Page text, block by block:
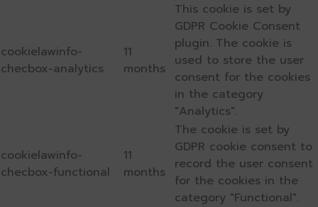
cookielawinfo-
checbox-analytics
11
months
This cookie is set by
GDPR Cookie Consent
plugin. The cookie is
used to store the user
consent for the cookies
in the category
"Analytics".
cookielawinfo-
checbox-functional
11
months
The cookie is set by
GDPR cookie consent to
record the user consent
for the cookies in the
category "Functional".